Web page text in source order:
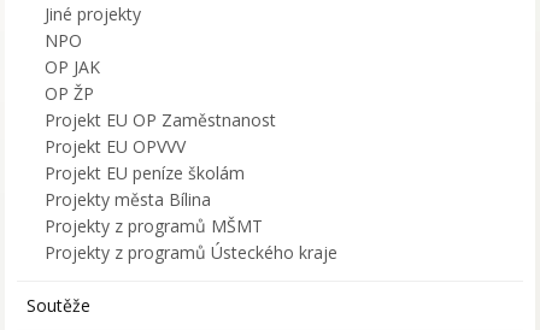
Jiné projekty
NPO
OP JAK
OP ŽP
Projekt EU OP Zaměstnanost
Projekt EU OPVVV
Projekt EU peníze školám
Projekty města Bílina
Projekty z programů MŠMT
Projekty z programů Ústeckého kraje
Soutěže